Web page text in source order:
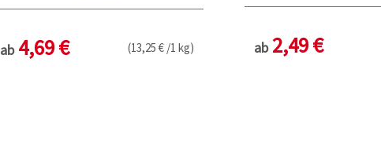
ab 4,69 € (13,25 € /1 kg) ab 2,49 €